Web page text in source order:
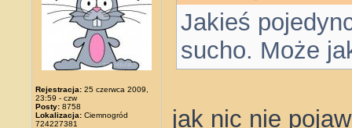
Rejestracja: 25 czerwca 2009,
23:59 - czw
Posty: 8758
Lokalizacja: Ciemnogród
724227381
Jakieś
sucho. Może
jak nic nie